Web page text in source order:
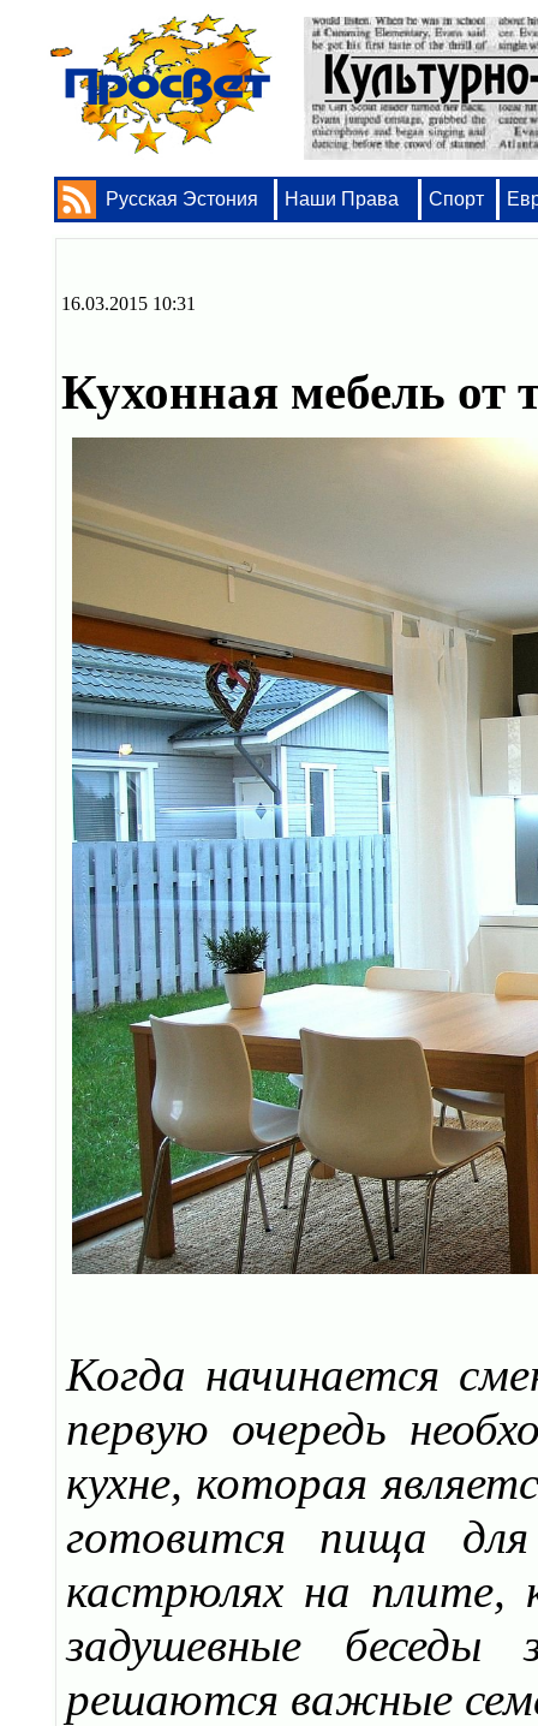
Русская Эстония Наши Права Спорт
16.03.2015 10:31
Кухонная мебель
Когда начинается
первую очередь
кухне, которая
готовится пища
кастрюлях на плите,
задушевные
решаются важные